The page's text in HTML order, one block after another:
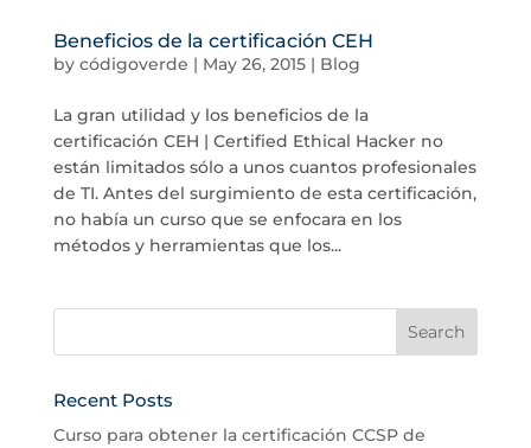
Beneficios de la certificación CEH
by códigoverde | May 26, 2015| Blog
La gran utilidad y los beneficios de la
certificación CEH | Certified Ethical Hacker no
están limitados sólo a unos cuantos profesionales
de TI. Antes del surgimiento de esta certificación,
no había un curso que se enfocara en los
métodos y herramientas que los...
Recent Posts
Curso para obtener la certificación CCSP de